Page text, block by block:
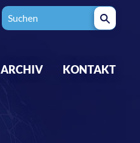
ARCHIV KONTAKT